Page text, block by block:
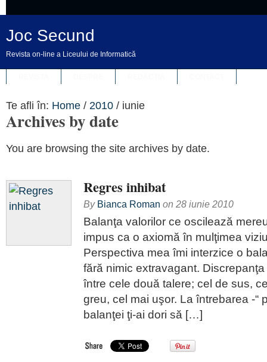
Joc Secund
Revista on-line a Liceului de Informatică
Te afli în: Home / 2010 / iunie
Archives by date
You are browsing the site archives by date.
Regres inhibat
By Bianca Roman on 28 iunie 2010
Balanţa valorilor ce oscilează
impus ca o axiomă în mulţimea
Perspectiva mea îmi interzice o
fără nimic extravagant.
între cele două talere; cel de sus,
greu, cel mai uşor. La întrebarea -“
balanţei ţi-ai dori să […]